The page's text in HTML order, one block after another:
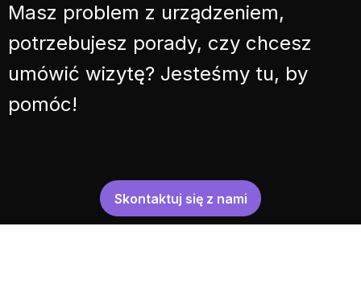
Masz problem z urządzeniem,
potrzebujesz porady, czy chcesz
umówić wizytę? Jesteśmy tu, by
pomóc!
Skontaktuj się z nami